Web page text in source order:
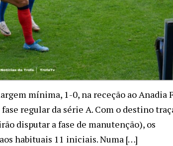
mínima, 1-0, na receção ao Anadia
regular da série A. Com o destino
disputar a fase de manutenção), os
habituais 11 iniciais. Numa […]